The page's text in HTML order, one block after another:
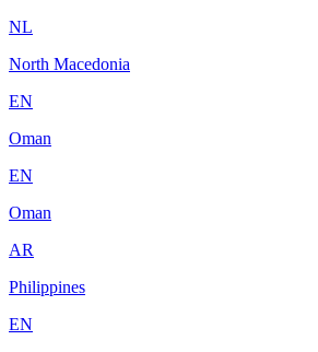
NL
North Macedonia
EN
Oman
EN
Oman
AR
Philippines
EN